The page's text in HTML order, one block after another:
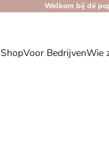
Welkom bij dé
ShopVoor BedrijvenWie